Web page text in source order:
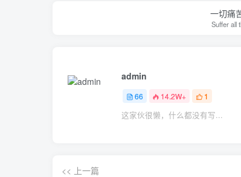
一切痛
Suffer all
admin
66 14.2W+ 1
这家伙很懒，什么都没有写...
<< 上一篇